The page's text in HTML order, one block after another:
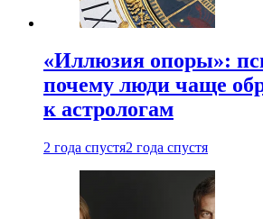
«Иллюзия опоры»:
почему люди чаще
к астрологам
2 года спустя2 года спустя